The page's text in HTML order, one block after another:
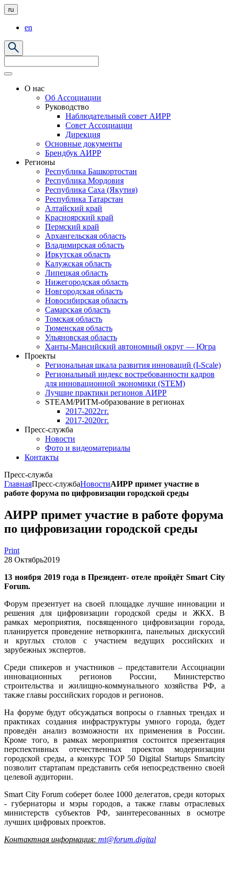
ru
en
О нас
Об Ассоциации
Руководство
Наблюдательный совет АИРР
Совет Ассоциации
Дирекция
Основные документы
Брендбук АИРР
Регионы
Республика Башкортостан
Республика Мордовия
Республика Саха (Якутия)
Республика Татарстан
Алтайский край
Красноярский край
Пермский край
Архангельская область
Владимирская область
Иркутская область
Калужская область
Липецкая область
Нижегородская область
Новгородская область
Новосибирская область
Самарская область
Томская область
Тюменская область
Ульяновская область
Ханты-Мансийский автономный округ — Югра
Проекты
Региональная шкала развития инноваций (I-Scale)
Региональный индекс востребованности кадров
для инновационной экономики (STEM)
Лучшие практики регионов АИРР
STEAM/РИТМ-образование в регионах
2017-2022гг.
2017-2020гг.
Пресс-служба
Новости
Фото и видеоматериалы
Контакты
Пресс-служба
ГлавнаяПресс-службаНовостиАИРР примет участие в
работе форума по цифровизации городской среды
АИРР примет участие в работе форума
по цифровизации городской среды
Print
28 Октябрь2019
13 ноября 2019 года в Президент- отеле пройдёт Smart City
Forum.
Форум презентует на своей площадке лучшие инновации и
решения для цифровизации городской среды и ЖКХ. В
рамках мероприятия, посвященного цифровизации города,
планируется проведение нетворкинга, панельных дискуссий
и круглых столов с участием ведущих российских и
зарубежных экспертов.
Среди спикеров и участников – представители Ассоциации
инновационных регионов России, Министерство
строительства и жилищно-коммунального хозяйства РФ, а
также главы российских городов и регионов.
На форуме будут обсуждаться вопросы о главных трендах и
практиках создания инфраструктуры умного города, будет
проведён анализ возможности их применения в России.
Кроме того, в рамках мероприятия состоится презентация
перспективных отечественных проектов модернизации
городской среды, а конкурс TOP 50 Digital Startups Smartcity
позволит стартапам представить себя непосредственно своей
целевой аудитории.
Smart City Forum соберет более 1000 делегатов, среди которых
- губернаторы и мэры городов, а также главы отраслевых
министерств субъектов РФ, заинтересованных в осмотре
лучших цифровых проектов.
Контактная информация: mt@forum.digital